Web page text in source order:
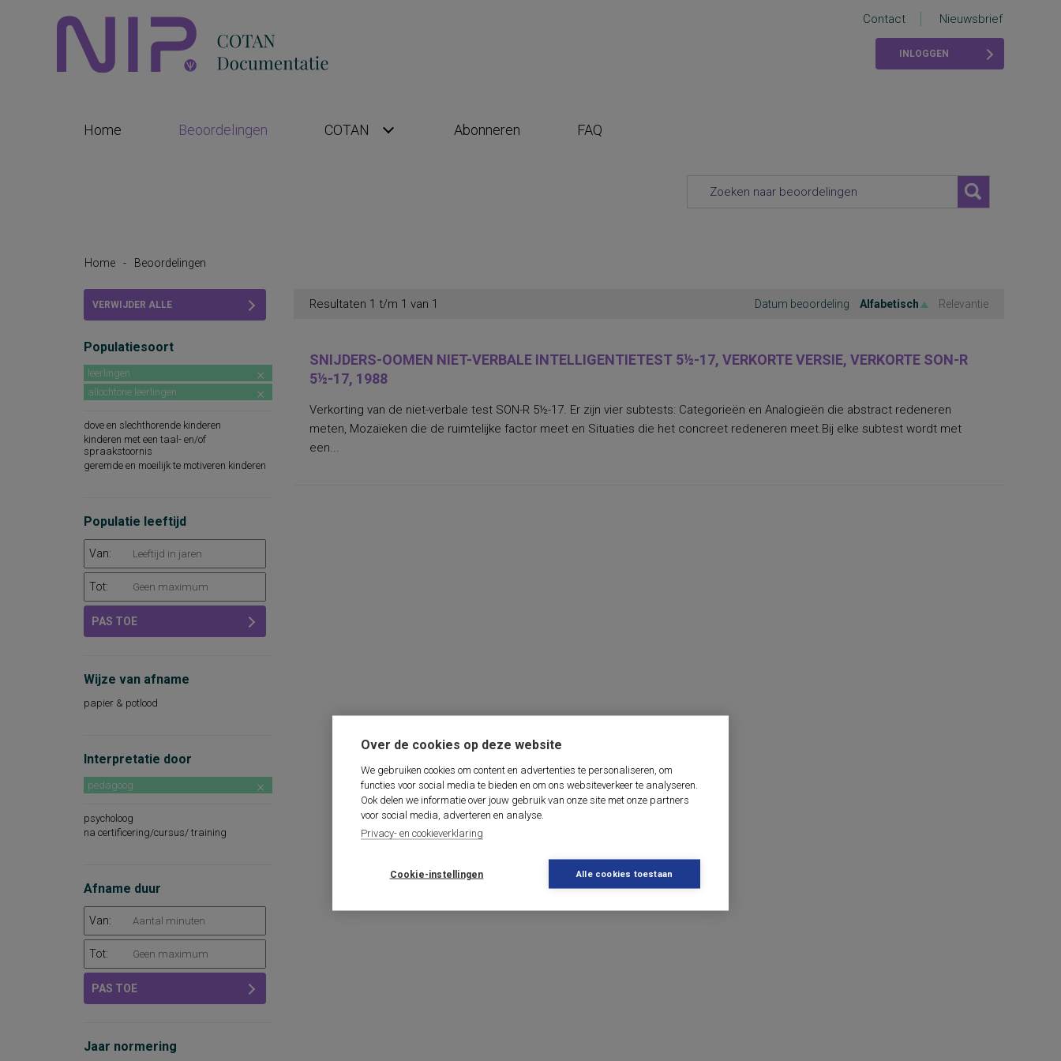
Over de cookies op deze website
We gebruiken cookies om content en advertenties te personaliseren, om
functies voor social media te bieden en om ons websiteverkeer te analyseren.
Ook delen we informatie over jouw gebruik van onze site met onze partners
voor social media, adverteren en analyse.
Privacy- en cookieverklaring
Cookie-instellingen Alle cookies toestaan
Contact Nieuwsbrief
INLOGGEN
Home Beoordelingen COTAN Abonneren FAQ
Home - Beoordelingen
VERWIJDER ALLE
Populatiesoort
leerlingen
allochtone leerlingen
dove en slechthorende kinderen
kinderen met een taal- en/of
spraakstoornis
geremde en moeilijk te motiveren kinderen
Populatie leeftijd
Van:
Tot:
PAS TOE
Wijze van afname
papier & potlood
Interpretatie door
pedagoog
psycholoog
na certificering/cursus/ training
Afname duur
Van:
Tot:
PAS TOE
Jaar normering
Resultaten 1 t/m 1 van 1 Datum beoordeling Alfabetisch Relevantie
SNIJDERS-OOMEN NIET-VERBALE INTELLIGENTIETEST 5½-17, VERKORTE VERSIE, VERKORTE SON-R
5½-17, 1988
Verkorting van de niet-verbale test SON-R 5½-17. Er zijn vier subtests: Categorieën en Analogieën die abstract redeneren
meten, Mozaïeken die de ruimtelijke factor meet en Situaties die het concreet redeneren meet.Bij elke subtest wordt met
een...